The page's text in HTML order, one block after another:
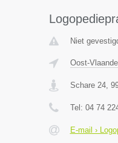
Niet
Oost-
Schare 24,
Tel: 04 74
E-mail ›